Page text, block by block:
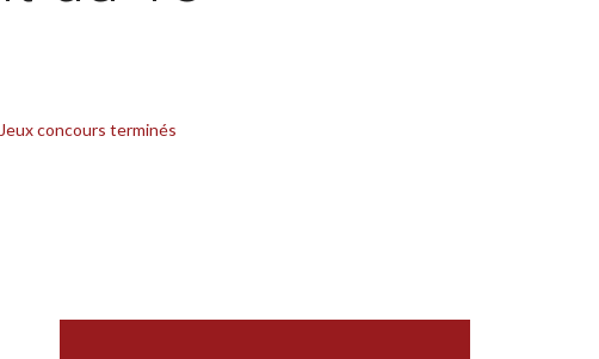
Jeux concours terminés